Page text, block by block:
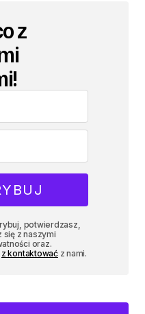
z
potwierdzasz,
się z naszymi
oraz.
z kontaktowaćz nami.